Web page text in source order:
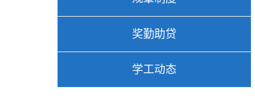
奖勤助贷
学工动态